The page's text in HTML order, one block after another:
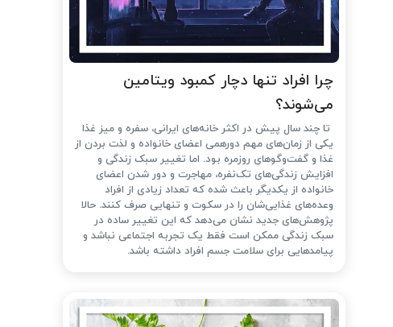
چرا افراد تنها دچار کمبود ویتامین
می‌شوند؟
تا چند سال پیش در اکثر خانه‌های ایرانی، سفره و میز غذا
یکی از زمان‌های مهم دورهمی اعضای خانواده و لذت بردن از
غذا و گفت‌وگوهای روزمره بود. اما تغییر سبک زندگی و
افزایش زندگی‌های تک‌نفره، مهاجرت و دور شدن اعضای
خانواده از یکدیگر باعث شده که تعداد زیادی از افراد
وعده‌های غذایی‌شان را در سکوت و تنهایی صرف کنند. حالا
پژوهش‌های جدید نشان می‌دهد که این تغییر ساده در
سبک زندگی ممکن است فقط یک تجربه اجتماعی نباشد و
پیامدهایی برای سلامت جسم افراد داشته باشد.